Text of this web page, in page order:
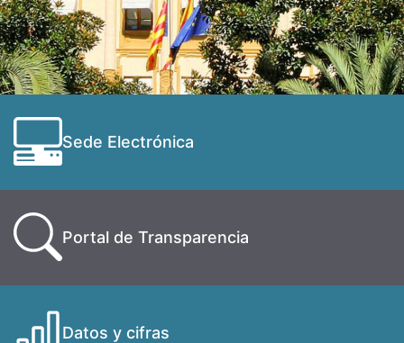
Sede Electrónica
Portal de Transparencia
Datos y cifras